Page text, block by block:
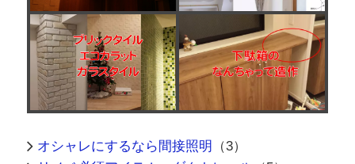
オシャレにするなら間接照明 （3）